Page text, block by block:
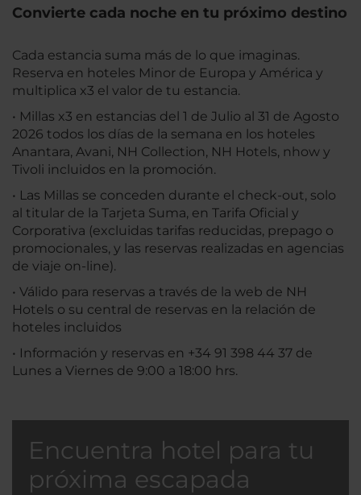
Convierte cada noche en tu próximo destino
Cada estancia suma más de lo que imaginas.
Reserva en hoteles Minor de Europa y América y
multiplica x3 el valor de tu estancia.
• Millas x3 en estancias del 1 de Julio al 31 de Agosto
2026 todos los días de la semana en los hoteles
Anantara, Avani, NH Collection, NH Hotels, nhow y
Tivoli incluidos en la promoción.
• Las Millas se conceden durante el check-out, solo
al titular de la Tarjeta Suma, en Tarifa Oficial y
Corporativa (excluidas tarifas reducidas, prepago o
promocionales, y las reservas realizadas en agencias
de viaje on-line).
• Válido para reservas a través de la web de NH
Hotels o su central de reservas en la relación de
hoteles incluidos
• Información y reservas en +34 91 398 44 37 de
Lunes a Viernes de 9:00 a 18:00 hrs.
Encuentra hotel para tu
próxima escapada